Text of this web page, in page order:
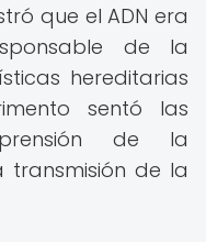
que el ADN era
de la
hereditarias
sentó las
de la
transmisión de la